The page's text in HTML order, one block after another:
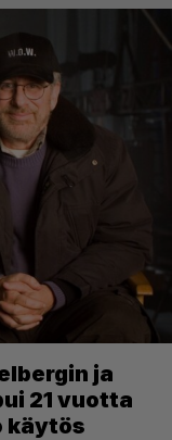
ja
21 vuotta
käytös